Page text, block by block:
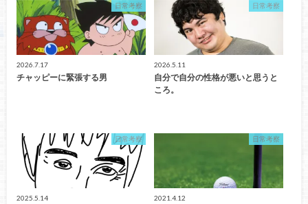
日常考察
2026.7.17
チャッピーに緊張する男
日常考察
2026.5.11
自分で自分の性格が悪いと思うと
ころ。
日常考察
2025.5.14
日常考察
2021.4.12